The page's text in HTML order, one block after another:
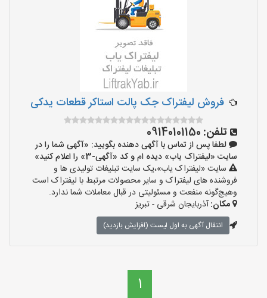
فروش لیفتراک جک پالت استاکر قطعات یدکی
تلفن: 09140101150
لطفا پس از تماس با آگهی دهنده بگویید: «آگهی شما را در
سایت «لیفتراک یاب» دیده ام و کد «آگهی-3» را اعلام کنید»
سایت «لیفتراک یاب»،یک سایت تبلیغات تولیدی ها و
فروشنده های لیفتراک و سایر محصولات مرتبط با لیفتراک است
وهیچ‌گونه منفعت و مسئولیتی در قبال معاملات شما ندارد.
مکان:آذربایجان شرقی - تبریز
انتقال آگهی به اول لیست (افزایش بازدید)
1